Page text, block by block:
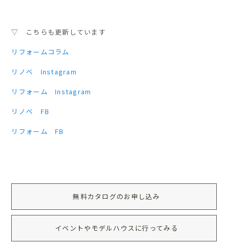
▽ こちらも更新しています
リフォームコラム
リノベ Instagram
リフォーム Instagram
リノベ FB
リフォーム FB
無料カタログのお申し込み
イベントやモデルハウスに行ってみる